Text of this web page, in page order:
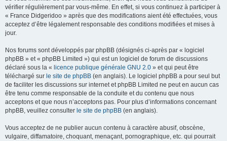
vérifier régulièrement par vous-même. En effet, si vous continuez à participer à
« France Didgeridoo » après que des modifications aient été effectuées, vous
acceptez d’être légalement responsable des conditions modifiées et mises à
jour.
Nos forums sont développés par phpBB (désignés ci-après par « logiciel
phpBB » et « phpBB Limited ») qui est un logiciel de forum de discussions
déclaré sous la « licence publique générale GNU 2.0 » et qui peut être
téléchargé sur le site de phpBB (en anglais). Le logiciel phpBB a pour seul but
de faciliter les discussions sur internet et phpBB Limited ne peut en aucun cas
être tenu comme responsable de la conduite et du contenu que nous
acceptons et que nous n’acceptons pas. Pour plus d’informations concernant
phpBB, veuillez consulter le site de phpBB (en anglais).
Vous acceptez de ne publier aucun contenu à caractère abusif, obscène,
vulgaire, diffamatoire, choquant, menaçant, pornographique, etc. qui pourrait